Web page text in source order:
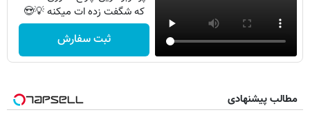
که شگفت زده ات میکنه 💡😍
ثبت سفارش
مطالب پیشنهادی